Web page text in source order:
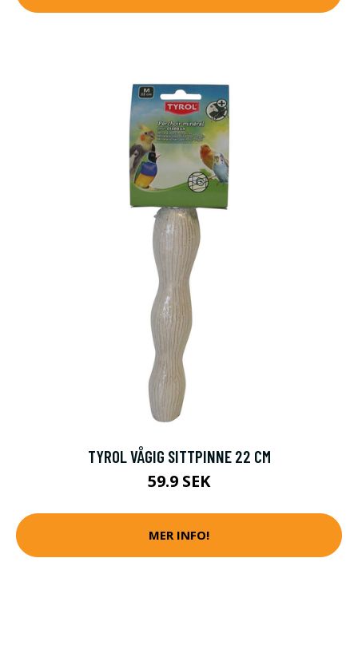
TYROL VÅGIG SITTPINNE 22 CM
59.9 SEK
MER INFO!